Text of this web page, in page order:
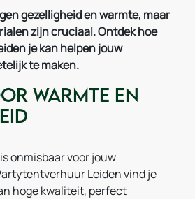
gezelligheid en warmte, maar
zijn cruciaal. Ontdek hoe
je kan helpen jouw
te maken.
warmte en
is onmisbaar voor jouw
Leiden vind je
hoge kwaliteit, perfect